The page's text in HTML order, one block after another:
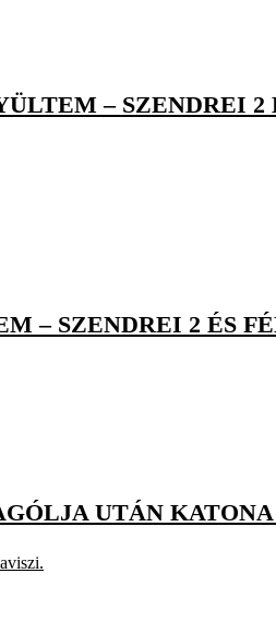
– SZENDREI 2
– SZENDREI 2 ÉS
UTÁN